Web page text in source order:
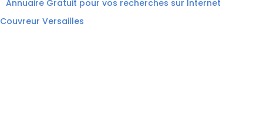
Annuaire Gratuit pour vos recherches sur Internet
Couvreur Versailles